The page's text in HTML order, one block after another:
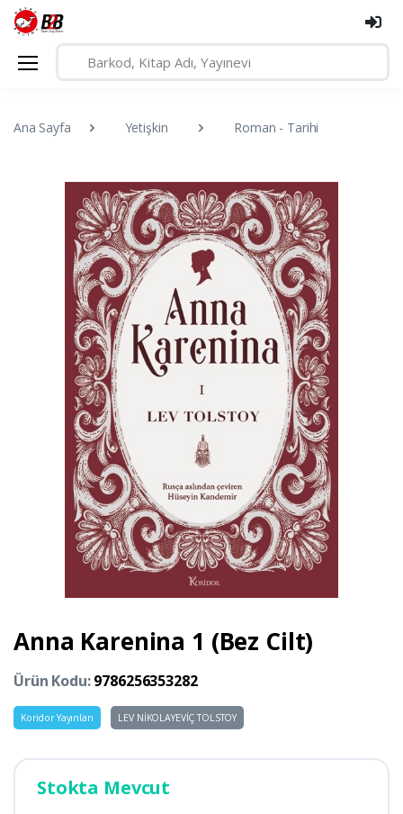
Ana Sayfa Yetişkin Roman - Tarihi
Anna Karenina 1 (Bez Cilt)
Ürün Kodu:9786256353282
Koridor Yayınları LEV NİKOLAYEVİÇ TOLSTOY
Stokta Mevcut